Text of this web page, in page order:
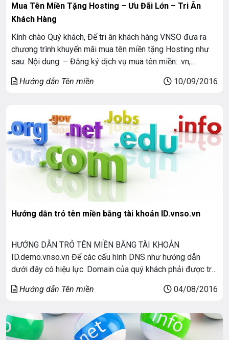
Mua Tên Miền Tặng Hosting – Ưu Đãi Lớn – Tri Ân
Khách Hàng
Kính chào Quý khách, Để tri ân khách hàng VNSO đưa ra
chương trình khuyến mãi mua tên miền tặng Hosting như
sau: Nội dung: – Đăng ký dịch vụ mua tên miền: .vn,
Hướng dẫn Tên miền 10/09/2016
Hướng dẫn trỏ tên miền bằng tài khoản ID.vnso.vn
HƯỚNG DẪN TRỎ TÊN MIỀN BẰNG TÀI KHOẢN
ID.demo.vnso.vn Để các cấu hình DNS như hướng dẫn
dưới đây có hiệu lực. Domain của quý khách phải được trỏ
Các bạn có thể kiểm tra các nameserver đã được trỏ chính
Hướng dẫn Tên miền 04/08/2016